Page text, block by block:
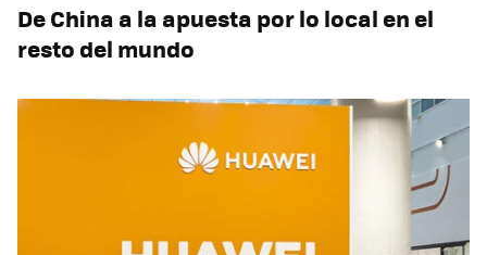
De China a la apuesta por lo local en el
resto del mundo